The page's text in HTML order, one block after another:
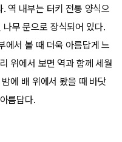
역 내부는 터키 전통 양식으
무 문으로 장식되어 있다.
에서 볼 때 더욱 아름답게 느
위에서 보면 역과 함께 세월
에 배 위에서 봤을 때 바닷
름답다.